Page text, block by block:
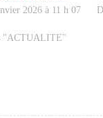
2026 à 11 h 07
"ACTUALITE"